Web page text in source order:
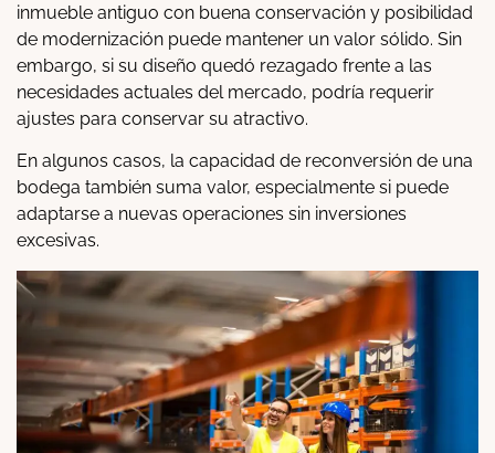
inmueble antiguo con buena conservación y posibilidad
de modernización puede mantener un valor sólido. Sin
embargo, si su diseño quedó rezagado frente a las
necesidades actuales del mercado, podría requerir
ajustes para conservar su atractivo.
En algunos casos, la capacidad de reconversión de una
bodega también suma valor, especialmente si puede
adaptarse a nuevas operaciones sin inversiones
excesivas.